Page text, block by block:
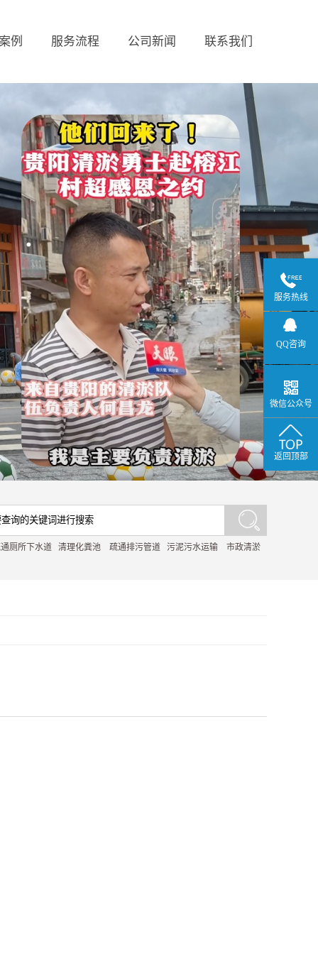
例 服务流程 公司新闻 联系我们
厕所下水道 清理化粪池 疏通排污管道 污泥污水运输 市政清淤
服务热线
QQ咨询
微信公众号
返回顶部